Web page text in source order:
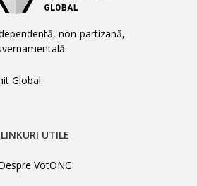
non-partizană,
Global.
LINKURI UTILE
VotONG